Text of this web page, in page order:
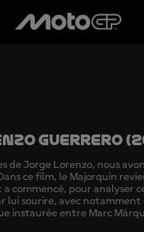
Guerrero
de Jorge Lorenzo, nous
ce film, le Majorquin
commencé, pour analyser
lui sourire, avec
instaurée entre Marc